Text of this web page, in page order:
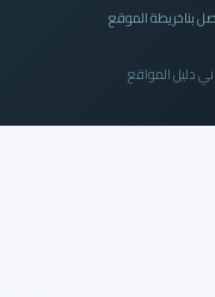
خريطة الموقع